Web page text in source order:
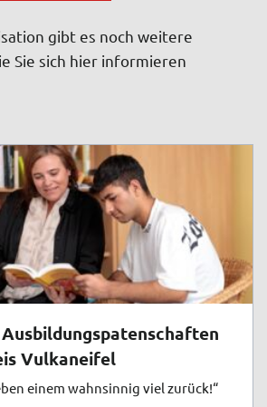
gibt es noch weitere
Sie sich hier informieren
Vulkaneifel
einem wahnsinnig viel zurück!“